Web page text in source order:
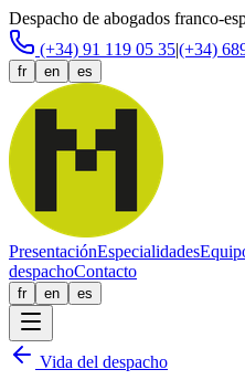
Despacho de abogados franco-
(+34) 91 119 05 35|(+34)
fr en es
PresentaciónEspecialidades
despachoContacto
fr en es
Vida del despacho